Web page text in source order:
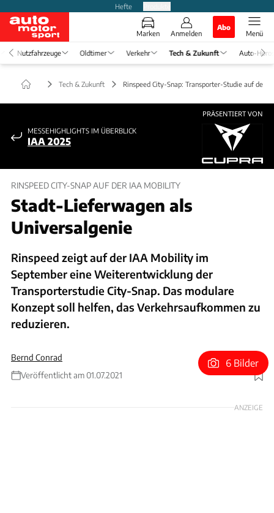
Hefte
Marken Anmelden
Abo
Menü
Nutzfahrzeuge Oldtimer Verkehr Tech & Zukunft Auto-
Tech & Zukunft Rinspeed City-Snap: Transporter-Studie auf der
MESSEHIGHLIGHTS IM ÜBERBLICK
IAA 2025
PRÄSENTIERT VON
RINSPEED CITY-SNAP AUF DER IAA MOBILITY
Stadt-Lieferwagen als
Universalgenie
Rinspeed zeigt auf der IAA Mobility im
September eine Weiterentwicklung der
Transporterstudie City-Snap. Das modulare
Konzept soll helfen, das Verkehrsaufkommen zu
reduzieren.
Bernd Conrad
Veröffentlicht am 01.07.2021
Foto: Rinspeed
6 Bilder
ANZEIGE